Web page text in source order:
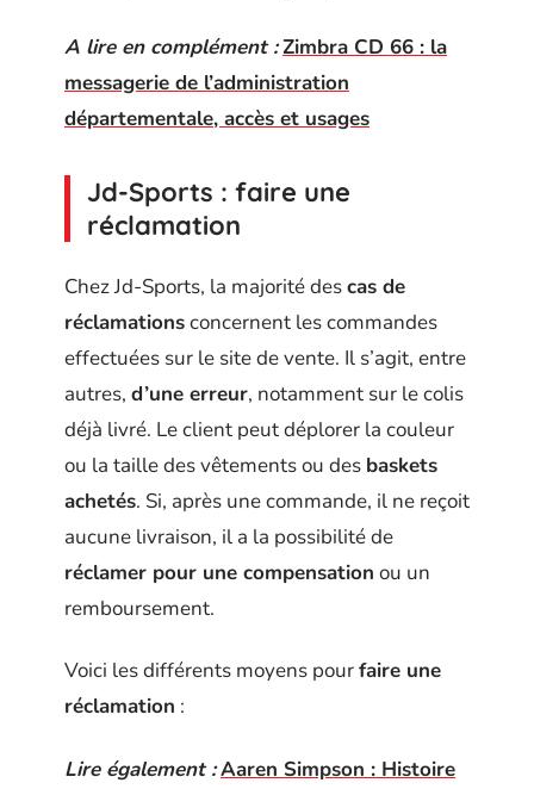
A lire en complément :Zimbra CD 66 : la
messagerie de l’administration
départementale, accès et usages
Jd-Sports : faire une
réclamation
Chez Jd-Sports, la majorité descas de
réclamationsconcernent les commandes
effectuées sur le site de vente. Il s’agit, entre
autres, d’une erreur, notamment sur le colis
déjà livré. Le client peut déplorer la couleur
ou la taille des vêtements ou des baskets
achetés. Si, après une commande, il ne reçoit
aucune livraison, il a la possibilité de
réclamer pour une compensation ou un
remboursement.
Voici les différents moyens pourfaire une
réclamation :
Lire également :Aaren Simpson : Histoire